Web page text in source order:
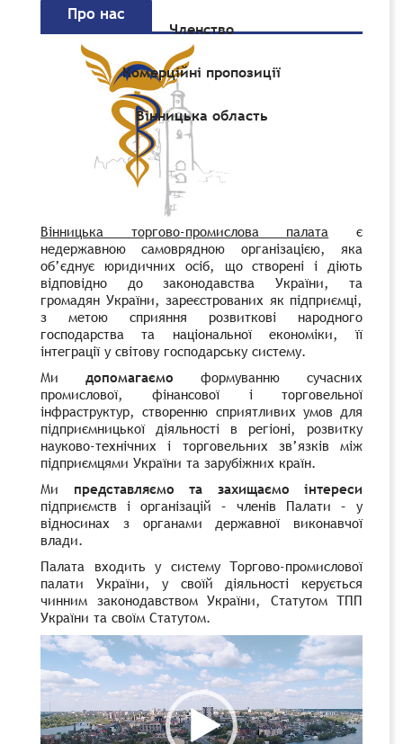
Членство
Комерційні пропозиції
Вінницька область
Про нас
Вінницька торгово-промислова палата є
недержавною самоврядною організацією, яка
об’єднує юридичних осiб, що створенi i дiють
вiдповiдно до законодавства України, та
громадян України, зареєстрованих як пiдприємцi,
з метою сприяння розвитковi народного
господарства та нацiональної економiки, її
iнтеграцiї у свiтову господарську систему.
Ми допомагаємо формуванню сучасних
промислової, фiнансової i торговельної
iнфраструктур, створенню сприятливих умов для
пiдприємницької дiяльностi в регiонi, розвитку
науково-технiчних i торговельних зв’язкiв мiж
пiдприємцями України та зарубiжних країн.
Ми представляємо та захищаємо інтереси
пiдприємств i органiзацiй – членiв Палати – у
вiдносинах з органами державної виконавчої
влади.
Палата входить у систему Торгово-промислової
палати України, у своїй дiяльностi керується
чинним законодавством України, Статутом ТПП
України та своїм Статутом.
Відеопрогравач